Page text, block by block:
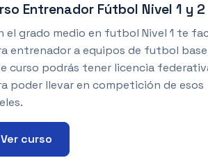
Entrenador Fútbol Nivel 1 y 2
el grado medio en futbol Nivel 1 te
entrenador a equipos de futbol base
curso podrás tener licencia
poder llevar en competición de esos
Ver curso